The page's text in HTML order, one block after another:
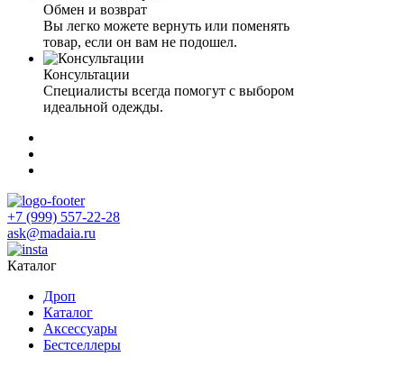
Обмен и возврат
Вы легко можете вернуть или поменять
товар, если он вам не подошел.
Консультации
Специалисты всегда помогут с выбором
идеальной одежды.
+7 (999) 557-22-28
ask@madaia.ru
Каталог
Дроп
Каталог
Аксессуары
Бестселлеры